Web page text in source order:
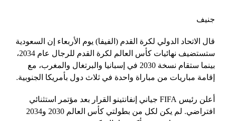
جنيف
قال الاتحاد الدولي لكرة القدم (الفيفا) يوم الأربعاء إن السعودية
ستستضيف نهائيات كأس العالم لكرة القدم للرجال عام 2034،
بينما ستقام نسخة 2030 في إسبانيا والبرتغال والمغرب، مع
إقامة مباريات من مباراة واحدة في ثلاث دول بأمريكا الجنوبية.
أعلن رئيس FIFA جياني إنفانتينو القرار بعد مؤتمر استثنائي
افتراضي. لم يكن لكل من بطولتي كأس العالم 2030 و2034